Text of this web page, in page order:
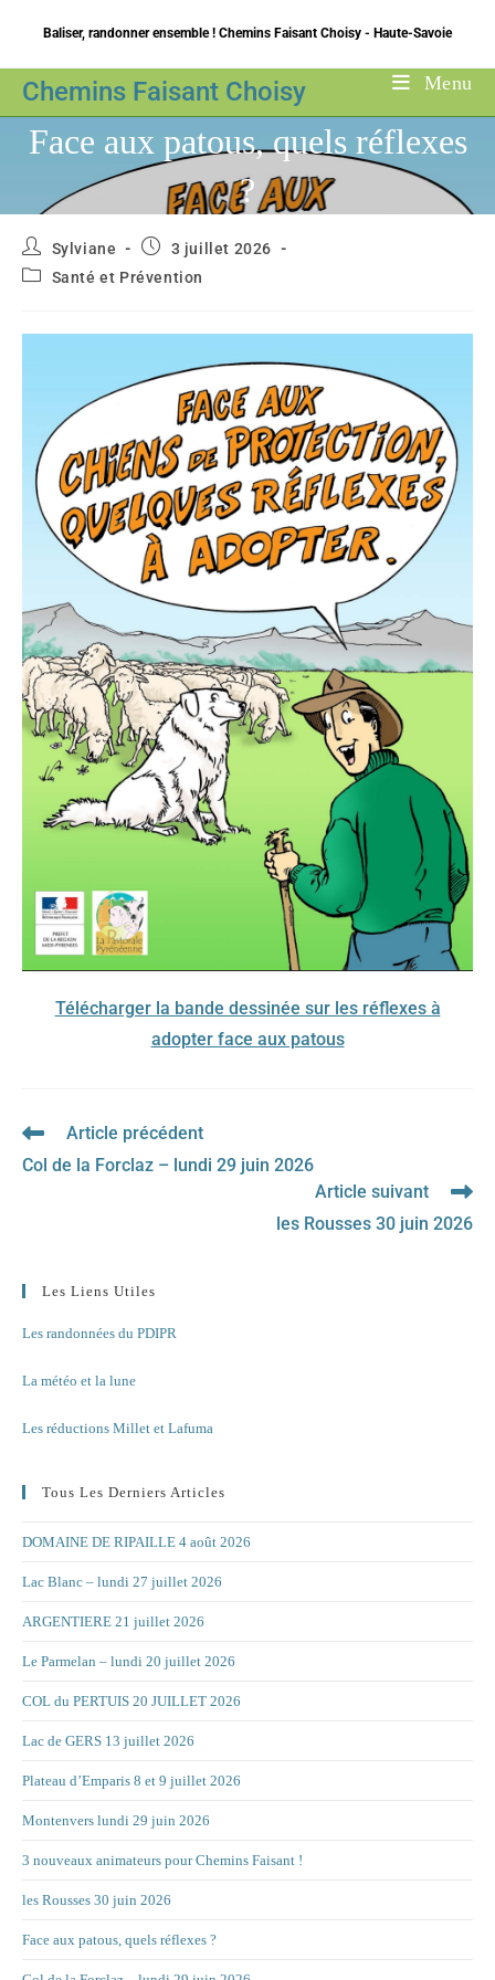
content
Baliser, randonner ensemble ! Chemins Faisant Choisy - Haute-Savoie
Chemins Faisant Choisy Menu
Face aux patous, quels réflexes
?
Auteur/autrice
de
la
Sylviane
Publication
3 juillet 2026
PostSanté et Prévention
Télécharger la bande dessinée sur les réflexes à
adopter face aux patous
Read
articles
Article précédent
Col de la Forclaz – lundi 29 juin 2026
Article suivant
les Rousses 30 juin 2026
Les Liens Utiles
Les randonnées du PDIPR
La météo et la lune
Les réductions Millet et Lafuma
Tous Les Derniers Articles
DOMAINE DE RIPAILLE 4 août 2026
Lac Blanc – lundi 27 juillet 2026
ARGENTIERE 21 juillet 2026
Le Parmelan – lundi 20 juillet 2026
COL du PERTUIS 20 JUILLET 2026
Lac de GERS 13 juillet 2026
Plateau d’Emparis 8 et 9 juillet 2026
Montenvers lundi 29 juin 2026
3 nouveaux animateurs pour Chemins Faisant !
les Rousses 30 juin 2026
Face aux patous, quels réflexes ?